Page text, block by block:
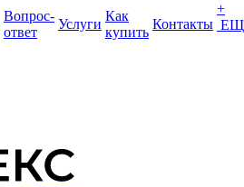
Вопрос-
ответ
Услуги
Как
купить
Контакты
+